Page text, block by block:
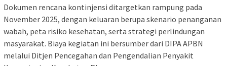
Dokumen rencana kontinjensi ditargetkan rampung pada
November 2025, dengan keluaran berupa skenario penanganan
wabah, peta risiko kesehatan, serta strategi perlindungan
masyarakat. Biaya kegiatan ini bersumber dari DIPA APBN
melalui Ditjen Pencegahan dan Pengendalian Penyakit